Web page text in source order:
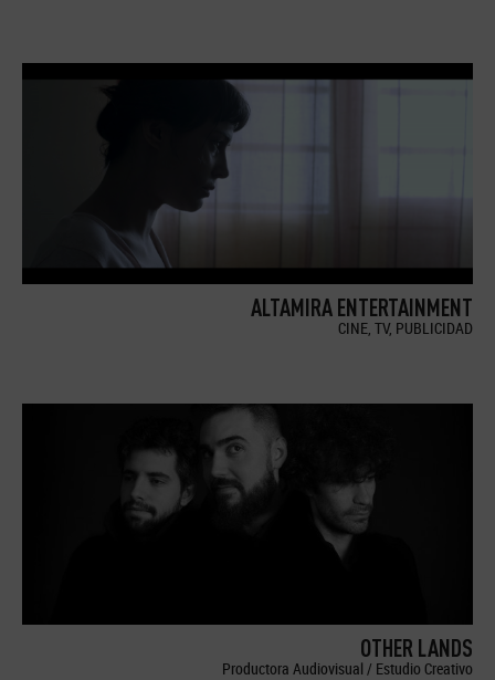
ALTAMIRA ENTERTAINMENT
CINE, TV, PUBLICIDAD
OTHER LANDS
Productora Audiovisual / Estudio Creativo